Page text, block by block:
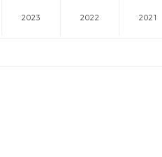
2023 2022 2021